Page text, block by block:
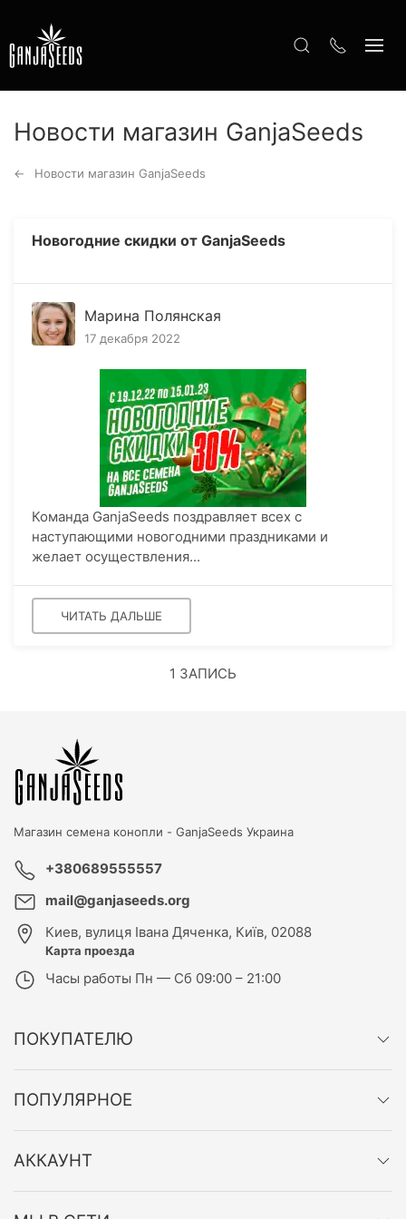
Новости магазин GanjaSeeds
Новости магазин GanjaSeeds
Новогодние скидки от GanjaSeeds
Марина Полянская
17 декабря 2022
Команда GanjaSeeds поздравляет всех с
наступающими новогодними праздниками и
желает осуществления...
ЧИТАТЬ ДАЛЬШЕ
1 ЗАПИСЬ
Магазин семена конопли - GanjaSeeds Украина
+380689555557
mail@ganjaseeds.org
Киев, вулиця Івана Дяченка, Київ, 02088
Карта проезда
Часы работы Пн — Сб 09:00 – 21:00
ПОКУПАТЕЛЮ
ПОПУЛЯРНОЕ
АККАУНТ